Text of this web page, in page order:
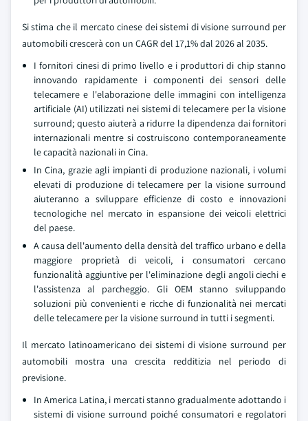
Si stima che il mercato cinese dei sistemi di visione surround per
automobili crescerà con un CAGR del 17,1% dal 2026 al 2035.
I fornitori cinesi di primo livello e i produttori di chip stanno
innovando rapidamente i componenti dei sensori delle
telecamere e l'elaborazione delle immagini con intelligenza
artificiale (AI) utilizzati nei sistemi di telecamere per la visione
surround; questo aiuterà a ridurre la dipendenza dai fornitori
internazionali mentre si costruiscono contemporaneamente
le capacità nazionali in Cina.
In Cina, grazie agli impianti di produzione nazionali, i volumi
elevati di produzione di telecamere per la visione surround
aiuteranno a sviluppare efficienze di costo e innovazioni
tecnologiche nel mercato in espansione dei veicoli elettrici
del paese.
A causa dell'aumento della densità del traffico urbano e della
maggiore proprietà di veicoli, i consumatori cercano
funzionalità aggiuntive per l'eliminazione degli angoli ciechi e
l'assistenza al parcheggio. Gli OEM stanno sviluppando
soluzioni più convenienti e ricche di funzionalità nei mercati
delle telecamere per la visione surround in tutti i segmenti.
Il mercato latinoamericano dei sistemi di visione surround per
automobili mostra una crescita redditizia nel periodo di
previsione.
In America Latina, i mercati stanno gradualmente adottando i
sistemi di visione surround poiché consumatori e regolatori